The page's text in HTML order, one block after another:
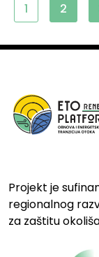
1 2
Projekt je
regionalnog
za zaštitu